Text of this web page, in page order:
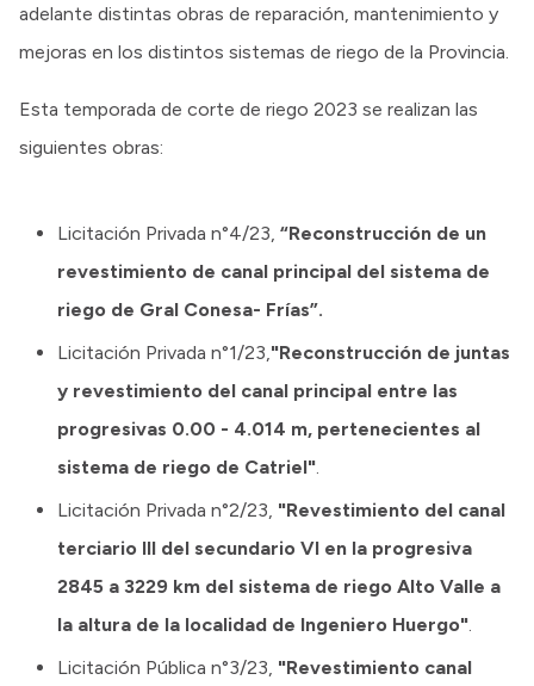
adelante distintas obras de reparación, mantenimiento y
mejoras en los distintos sistemas de riego de la Provincia.
Esta temporada de corte de riego 2023 se realizan las
siguientes obras:
Licitación Privada n°4/23, “Reconstrucción de un
revestimiento de canal principal del sistema de
riego de Gral Conesa- Frías”.
Licitación Privada n°1/23,"Reconstrucción de juntas
y revestimiento del canal principal entre las
progresivas 0.00 - 4.014 m, pertenecientes al
sistema de riego de Catriel".
Licitación Privada n°2/23, "Revestimiento del canal
terciario III del secundario VI en la progresiva
2845 a 3229 km del sistema de riego Alto Valle a
la altura de la localidad de Ingeniero Huergo".
Licitación Pública n°3/23, "Revestimiento canal